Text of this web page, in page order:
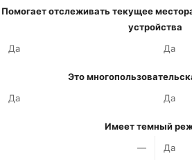
Помогает отслеживать текущее
устройства
Да
Да
Это
Да
Да
Имеет темный
—
Да